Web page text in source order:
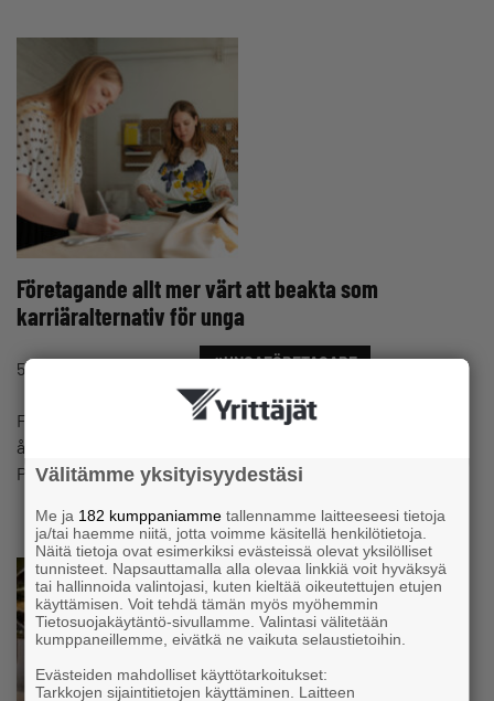
Företagande allt mer värt att beakta som
karriäralternativ för unga
5.9.2023 07:12 #UNGAFÖRETAGARE
Företagardagen har firats årligen 5.9 sedan år 1997. Den
årliga Företagardagen arrangeras av stiftelsen Yrittäjän
Päivä, vars bakgrundskrafter är en…
Välitämme yksityisyydestäsi
Me ja 182 kumppaniamme tallennamme laitteeseesi tietoja
ja/tai haemme niitä, jotta voimme käsitellä henkilötietoja.
Näitä tietoja ovat esimerkiksi evästeissä olevat yksilölliset
tunnisteet. Napsauttamalla alla olevaa linkkiä voit hyväksyä
tai hallinnoida valintojasi, kuten kieltää oikeutettujen etujen
käyttämisen. Voit tehdä tämän myös myöhemmin
Tietosuojakäytäntö-sivullamme. Valintasi välitetään
kumppaneillemme, eivätkä ne vaikuta selaustietoihin.
Evästeiden mahdolliset käyttötarkoitukset:
Tarkkojen sijaintitietojen käyttäminen. Laitteen